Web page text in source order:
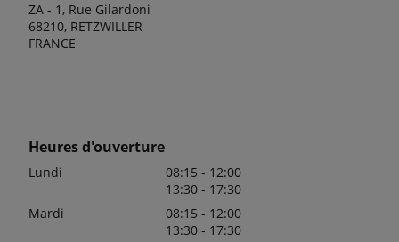
ZA - 1, Rue Gilardoni
68210, RETZWILLER
FRANCE
Heures d'ouverture
Lundi
08:15 - 12:00
13:30 - 17:30
Mardi
08:15 - 12:00
13:30 - 17:30